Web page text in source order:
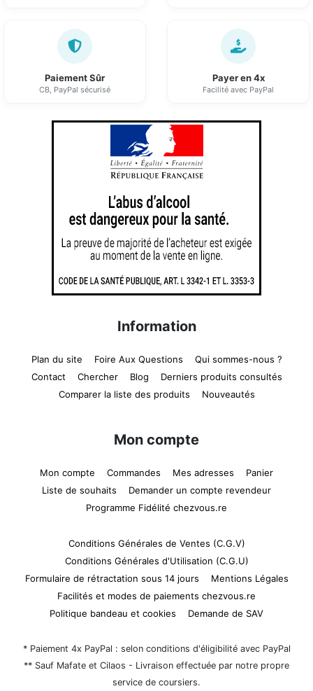
Paiement Sûr
CB, PayPal sécurisé
Payer en 4x
Facilité avec PayPal
Information
Plan du site Foire Aux Questions
Qui sommes-nous ?
Contact
Chercher Blog
Derniers produits consultés
Comparer la liste des produits
Nouveautés
Mon compte
Mon compte Commandes Mes adresses
Panier
Liste de souhaits
Demander un compte revendeur
Programme Fidélité chezvous.re
Conditions Générales de Ventes (C.G.V)
Conditions Générales d'Utilisation (C.G.U)
Formulaire de rétractation sous 14 jours
Mentions Légales
Facilités et modes de paiements chezvous.re
Politique bandeau et cookies
Demande de SAV
* Paiement 4x PayPal : selon conditions d'éligibilité avec PayPal
** Sauf Mafate et Cilaos - Livraison effectuée par notre propre
service de coursiers.